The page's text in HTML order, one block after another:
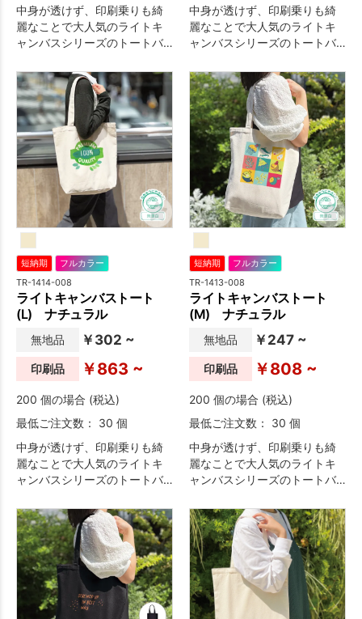
中身が透けず、印刷乗りも綺
麗なことで大人気のライトキ
ャンバスシリーズのトートバ
中身が透けず、印刷乗りも綺
麗なことで大人気のライトキ
ャンバスシリーズのトートバ
短納期 フルカラー
TR-1414-008
ライトキャンバストート
(L) ナチュラル
無地品 ￥302 ~
印刷品 ￥863 ~
200 個の場合 (税込)
最低ご注文数： 30 個
中身が透けず、印刷乗りも綺
麗なことで大人気のライトキ
ャンバスシリーズのトートバ
短納期 フルカラー
TR-1413-008
ライトキャンバストート
(M) ナチュラル
無地品 ￥247 ~
印刷品 ￥808 ~
200 個の場合 (税込)
最低ご注文数： 30 個
中身が透けず、印刷乗りも綺
麗なことで大人気のライトキ
ャンバスシリーズのトートバ